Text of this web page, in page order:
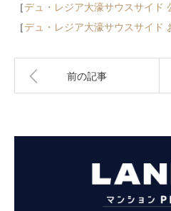
［デュ・レジア大濠サウスサイド
［デュ・レジア大濠サウスサイド
前の記事